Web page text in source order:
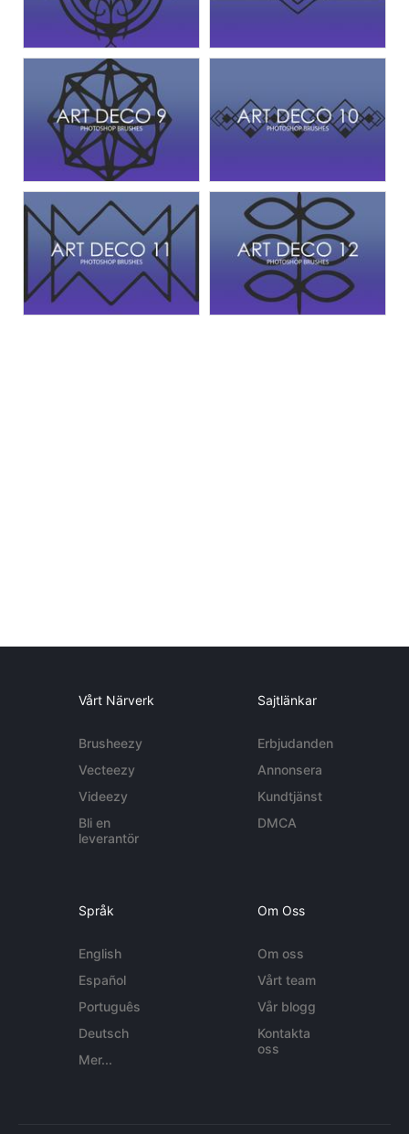
Vårt Närverk
Brusheezy
Vecteezy
Videezy
Bli en
leverantör
Sajtlänkar
Erbjudanden
Annonsera
Kundtjänst
DMCA
Språk
English
Español
Português
Deutsch
Mer...
Om Oss
Om oss
Vårt team
Vår blogg
Kontakta
oss